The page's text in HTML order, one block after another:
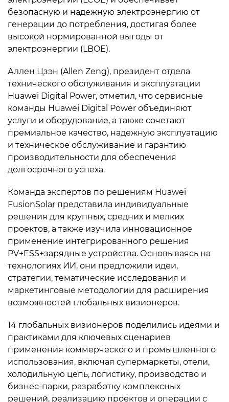
безопасную и надежную электроэнергию от
генерации до потребления, достигая более
высокой нормированной выгоды от
электроэнергии (LBOE).
Аллен Цзэн (Allen Zeng), президент отдела
технического обслуживания и эксплуатации
Huawei Digital Power, отметил, что сервисные
команды Huawei Digital Power объединяют
услуги и оборудование, а также сочетают
премиальное качество, надежную эксплуатацию
и техническое обслуживание и гарантию
производительности для обеспечения
долгосрочного успеха.
Команда экспертов по решениям Huawei
FusionSolar представила индивидуальные
решения для крупных, средних и мелких
проектов, а также изучила инновационное
применение интегрированного решения
PV+ESS+зарядные устройства. Основываясь на
технологиях ИИ, они предложили идеи,
стратегии, тематические исследования и
маркетинговые методологии для расширения
возможностей глобальных визионеров.
14 глобальных визионеров поделились идеями и
практиками для ключевых сценариев
применения коммерческого и промышленного
использования, включая супермаркеты, отели,
холодильную цепь, логистику, производство и
бизнес-парки, разработку комплексных
решений, реализацию проектов и операции с